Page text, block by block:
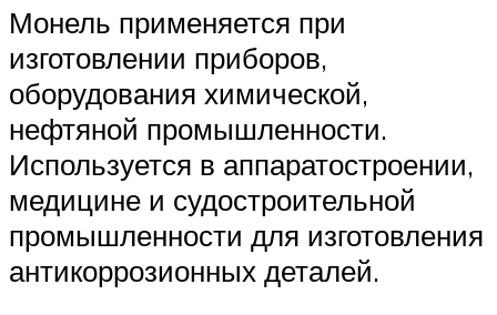
Монель применяется при
изготовлении приборов,
оборудования химической,
нефтяной промышленности.
Используется в аппаратостроении,
медицине и судостроительной
промышленности для изготовления
антикоррозионных деталей.